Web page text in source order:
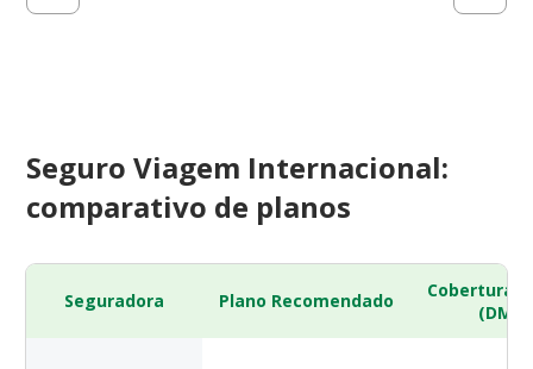
Seguro Viagem Internacional:
comparativo de planos
Seguradora Plano Recomendado
Cobertura
(DMH)